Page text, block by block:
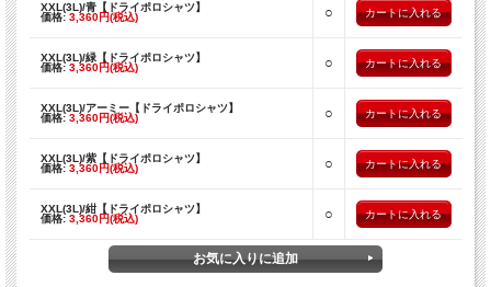
XXL(3L)/青【ドライポロシャツ】
価格: 3,360円(税込) ○
XXL(3L)/緑【ドライポロシャツ】
価格: 3,360円(税込) ○
XXL(3L)/アーミー【ドライポロシャツ】
価格: 3,360円(税込) ○
XXL(3L)/紫【ドライポロシャツ】
価格: 3,360円(税込) ○
XXL(3L)/紺【ドライポロシャツ】
価格: 3,360円(税込) ○